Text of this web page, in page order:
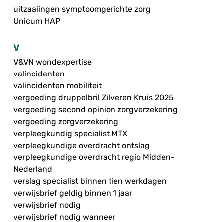
uitzaaiingen symptoomgerichte zorg
Unicum HAP
V
V&VN wondexpertise
valincidenten
valincidenten mobiliteit
vergoeding druppelbril Zilveren Kruis 2025
vergoeding second opinion zorgverzekering
vergoeding zorgverzekering
verpleegkundig specialist MTX
verpleegkundige overdracht ontslag
verpleegkundige overdracht regio Midden-
Nederland
verslag specialist binnen tien werkdagen
verwijsbrief geldig binnen 1 jaar
verwijsbrief nodig
verwijsbrief nodig wanneer